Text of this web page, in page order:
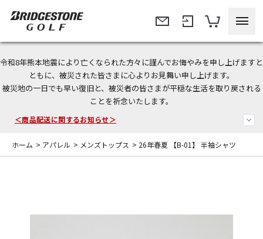
令和8年熊本地震により亡くなられた方々に謹んでお悔やみを申し上げますと
ともに、被災された皆さまに心よりお見舞い申し上げます。
被災地の一日でも早い復旧と、被災者の皆さまが平穏な生活を取り戻される
ことを祈念いたします。
＜夏季休暇中のご注文・発送・お問い合わせ＞
今なら新規会員登録で1,000円OFFクーポンプレゼント！
＜商品配送に関するお知らせ＞
ホーム > アパレル > メンズトップス > 26年春夏 【B-01】 半袖シャツ